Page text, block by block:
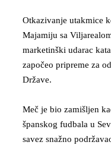
Otkazivanje utakmice
Majamiju sa
marketinški udarac
započeo pripreme za
Države.
Meč je bio zamišljen
španskog fudbala u
savez snažno